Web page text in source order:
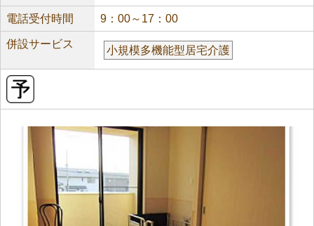
電話受付時間 9：00～17：00
併設サービス
小規模多機能型居宅介護